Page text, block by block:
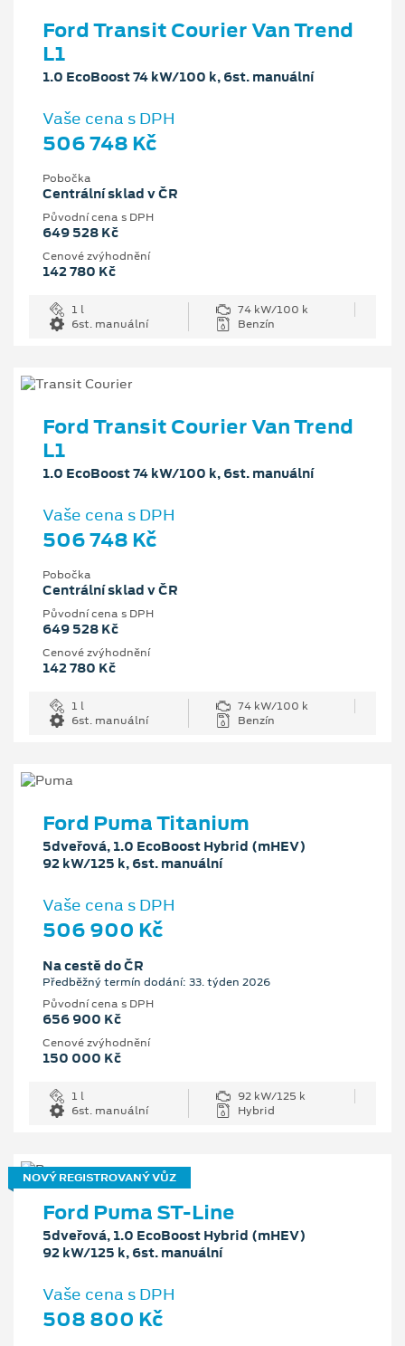
Ford Transit Courier Van Trend
L1
1.0 EcoBoost 74 kW/100 k, 6st. manuální
Vaše cena s DPH
506 748 Kč
Pobočka
Centrální sklad v ČR
Původní cena s DPH
649 528 Kč
Cenové zvýhodnění
142 780 Kč
1 l
74 kW/100 k
6st. manuální
Benzín
Ford Transit Courier Van Trend
L1
1.0 EcoBoost 74 kW/100 k, 6st. manuální
Vaše cena s DPH
506 748 Kč
Pobočka
Centrální sklad v ČR
Původní cena s DPH
649 528 Kč
Cenové zvýhodnění
142 780 Kč
1 l
74 kW/100 k
6st. manuální
Benzín
Ford Puma Titanium
5dveřová, 1.0 EcoBoost Hybrid (mHEV)
92 kW/125 k, 6st. manuální
Vaše cena s DPH
506 900 Kč
Na cestě do ČR
Předběžný termín dodání: 33. týden 2026
Původní cena s DPH
656 900 Kč
Cenové zvýhodnění
150 000 Kč
1 l
92 kW/125 k
6st. manuální
Hybrid
NOVÝ REGISTROVANÝ VŮZ
Ford Puma ST-Line
5dveřová, 1.0 EcoBoost Hybrid (mHEV)
92 kW/125 k, 6st. manuální
Vaše cena s DPH
508 800 Kč